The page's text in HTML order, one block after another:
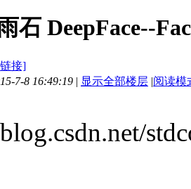
石 DeepFace--
接]
7-8 16:49:19 | 显示全部楼层 |阅读模